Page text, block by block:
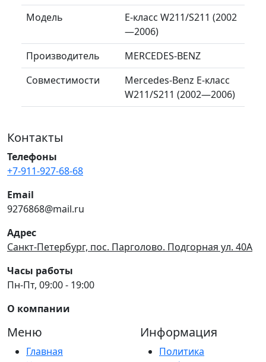
Модель
E-класс W211/S211 (2002
—2006)
Производитель
MERCEDES-BENZ
Совместимости
Mercedes-Benz E-класс
W211/S211 (2002—2006)
Контакты
Телефоны
+7-911-927-68-68
Email
9276868@mail.ru
Адрес
Санкт-Петербург, пос. Парголово. Подгорная ул. 40А
Часы работы
Пн-Пт, 09:00 - 19:00
О компании
Меню
Главная
Информация
Политика